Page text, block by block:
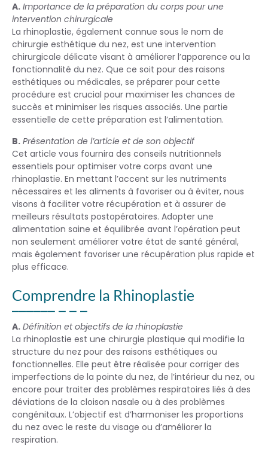
A. Importance de la préparation du corps pour une
intervention chirurgicale
La rhinoplastie, également connue sous le nom de
chirurgie esthétique du nez, est une intervention
chirurgicale délicate visant à améliorer l’apparence ou la
fonctionnalité du nez. Que ce soit pour des raisons
esthétiques ou médicales, se préparer pour cette
procédure est crucial pour maximiser les chances de
succès et minimiser les risques associés. Une partie
essentielle de cette préparation est l’alimentation.
B. Présentation de l’article et de son objectif
Cet article vous fournira des conseils nutritionnels
essentiels pour optimiser votre corps avant une
rhinoplastie. En mettant l’accent sur les nutriments
nécessaires et les aliments à favoriser ou à éviter, nous
visons à faciliter votre récupération et à assurer de
meilleurs résultats postopératoires. Adopter une
alimentation saine et équilibrée avant l’opération peut
non seulement améliorer votre état de santé général,
mais également favoriser une récupération plus rapide et
plus efficace.
Comprendre la Rhinoplastie
A. Définition et objectifs de la rhinoplastie
La rhinoplastie est une chirurgie plastique qui modifie la
structure du nez pour des raisons esthétiques ou
fonctionnelles. Elle peut être réalisée pour corriger des
imperfections de la pointe du nez, de l’intérieur du nez, ou
encore pour traiter des problèmes respiratoires liés à des
déviations de la cloison nasale ou à des problèmes
congénitaux. L’objectif est d’harmoniser les proportions
du nez avec le reste du visage ou d’améliorer la
respiration.